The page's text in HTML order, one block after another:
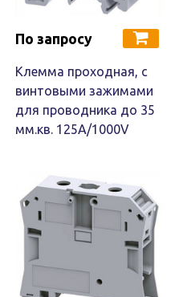
По запросу
Клемма проходная, c
винтовыми зажимами
для проводника до 35
мм.кв. 125A/1000V